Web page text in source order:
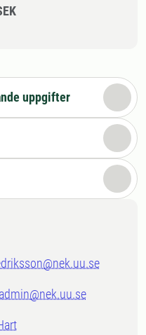
uppgifter